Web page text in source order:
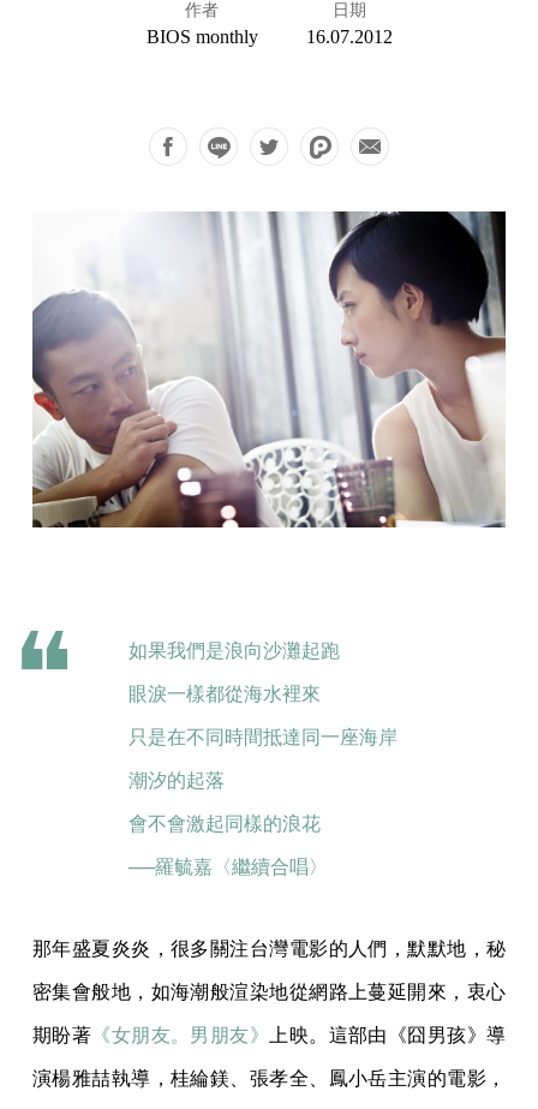
作者
BIOS monthly
日期
16.07.2012
如果我們是浪向沙灘起跑
眼淚一樣都從海水裡來
只是在不同時間抵達同一座海岸
潮汐的起落
會不會激起同樣的浪花
──羅毓嘉〈繼續合唱〉
那年盛夏炎炎，很多關注台灣電影的人們，默默地，秘
密集會般地，如海潮般渲染地從網路上蔓延開來，衷心
期盼著 《女朋友。男朋友》 上映。這部由《囧男孩》導
演楊雅喆執導，桂綸鎂、張孝全、鳳小岳主演的電影，